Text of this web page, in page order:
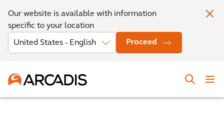
Our website is available with information
specific to your location
Proceed